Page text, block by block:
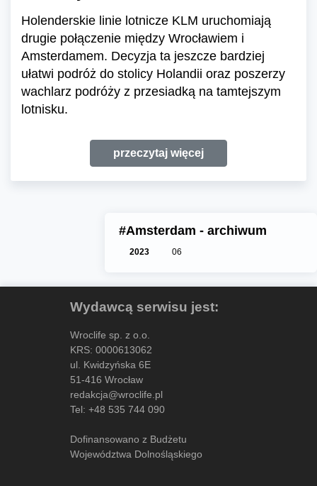
Holenderskie linie lotnicze KLM uruchomiają
drugie połączenie między Wrocławiem i
Amsterdamem. Decyzja ta jeszcze bardziej
ułatwi podróż do stolicy Holandii oraz poszerzy
wachlarz podróży z przesiadką na tamtejszym
lotnisku.
przeczytaj więcej
#Amsterdam - archiwum
2023 06
Wydawcą serwisu jest:
Wroclife sp. z o.o.
KRS: 0000613062
ul. Kwidzyńska 6E
51-416 Wrocław
redakcja@wroclife.pl
Tel: +48 535 744 090
Dofinansowano z Budżetu
Województwa Dolnośląskiego